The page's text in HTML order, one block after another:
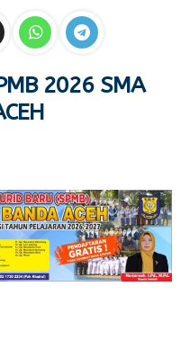
2026 SMA